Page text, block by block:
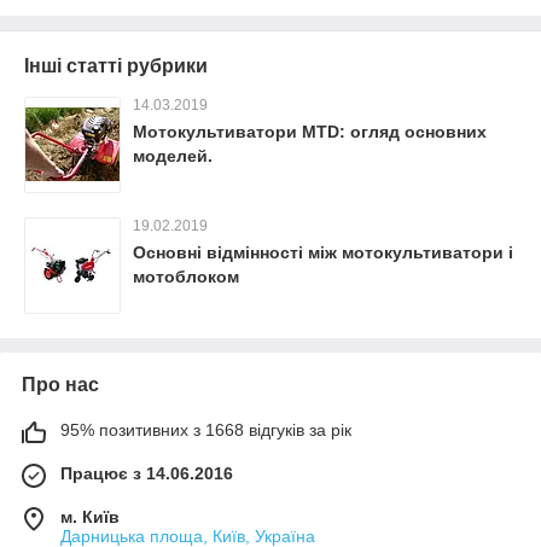
Інші статті рубрики
14.03.2019
Мотокультиватори MTD: огляд основних
моделей.
19.02.2019
Основні відмінності між мотокультиватори і
мотоблоком
Про нас
95% позитивних з 1668 відгуків за рік
Працює з 14.06.2016
м. Київ
Дарницька площа, Київ, Україна